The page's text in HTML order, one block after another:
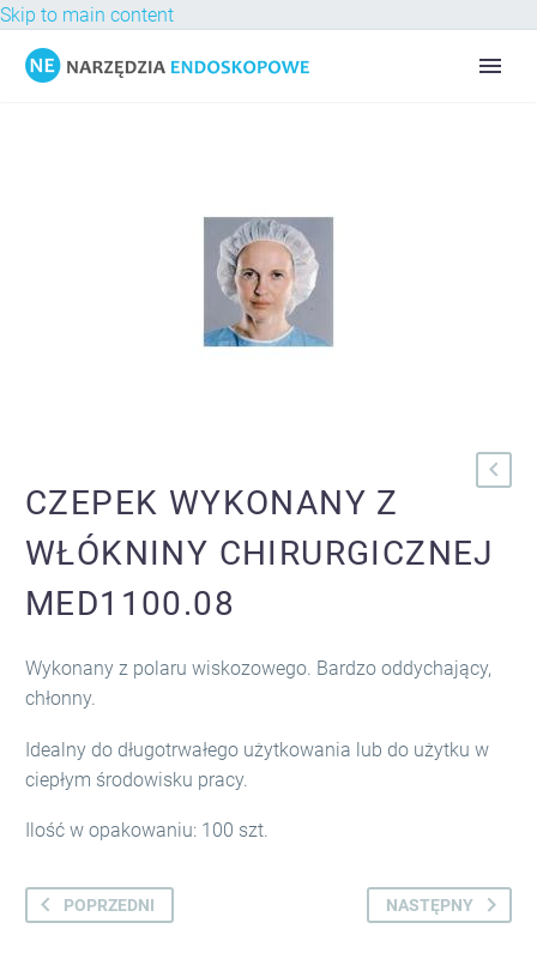
Skip to main content
CZEPEK WYKONANY Z
WŁÓKNINY CHIRURGICZNEJ
MED1100.08
Wykonany z polaru wiskozowego. Bardzo oddychający,
chłonny.
Idealny do długotrwałego użytkowania lub do użytku w
ciepłym środowisku pracy.
Ilość w opakowaniu: 100 szt.
POPRZEDNI NASTĘPNY